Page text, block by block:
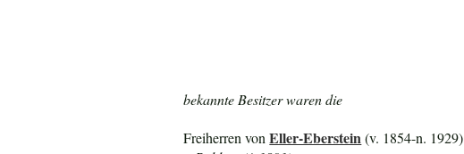
bekannte Besitzer waren die
Freiherren vonEller-Eberstein (v. 1854-n. 1929)